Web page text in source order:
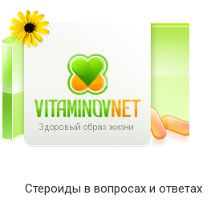
Стероиды в вопросах и ответах